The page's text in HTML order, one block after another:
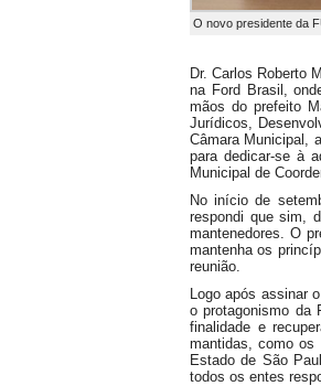
O novo presidente da
Dr. Carlos Roberto
na Ford Brasil,
mãos do prefeito
Jurídicos,
Câmara Municipal,
para dedicar-se à
Municipal de
No início de
respondi que sim,
mantenedores. O
mantenha os
reunião.
Logo após assinar
o protagonismo da
finalidade e
mantidas, como os
Estado de São
todos os entes